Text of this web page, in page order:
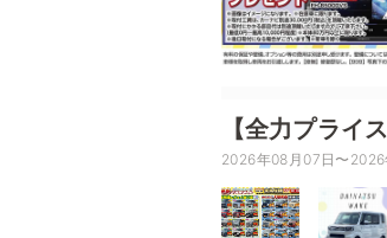
【全力プライ
2026年08月07日〜2026